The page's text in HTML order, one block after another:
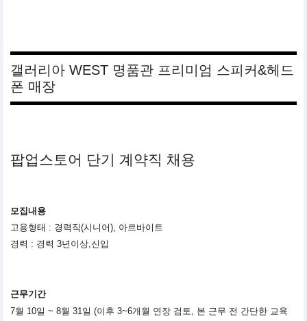
갤러리아 WEST 명품관 프리미엄 스피커&헤드
폰 매장
팝업스토어 단기 계약직 채용
모집내용
고용형태 : 경력직(시니어), 아르바이트
경력 : 경력 3년이상,신입
근무기간
7월 10일 ~ 8월 31일 (이후 3~6개월 연장 검토, 본 근무 전 간단한 교육